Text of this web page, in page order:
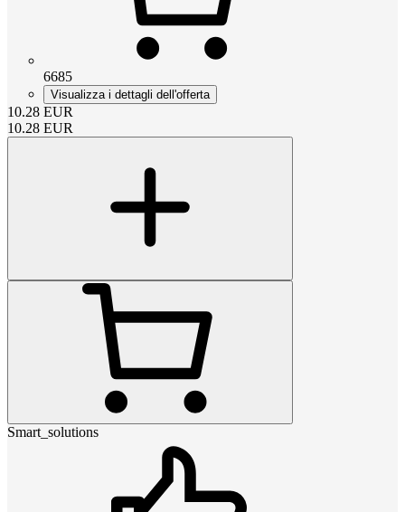
6685
Visualizza i dettagli dell'offerta
10.28 EUR
10.28 EUR
Smart_solutions